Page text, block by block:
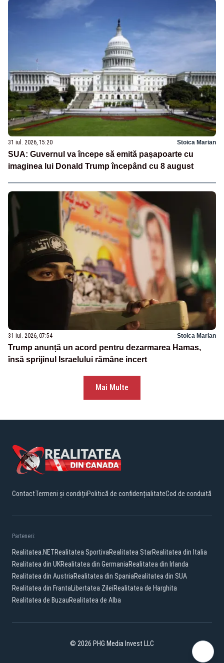
31 iul. 2026, 15:20 Stoica Marian
SUA: Guvernul va începe să emită paşapoarte cu
imaginea lui Donald Trump începând cu 8 august
31 iul. 2026, 07:54 Stoica Marian
Trump anunță un acord pentru dezarmarea Hamas,
însă sprijinul Israelului rămâne incert
Mai Multe
ContactTermeni și condițiiPolitică de confidențialitateCod de conduită
Parteneri:
Realitatea.NETRealitatea SportivaRealitatea StarRealitatea din Italia
Realitatea din UKRealitatea din GermaniaRealitatea din Irlanda
Realitatea din AustriaRealitatea din SpaniaRealitatea din SUA
Realitatea din FrantaLibertatea ZileiRealitatea de Harghita
Realitatea de BuzauRealitatea de Alba
© 2026 PHG Media Invest LLC